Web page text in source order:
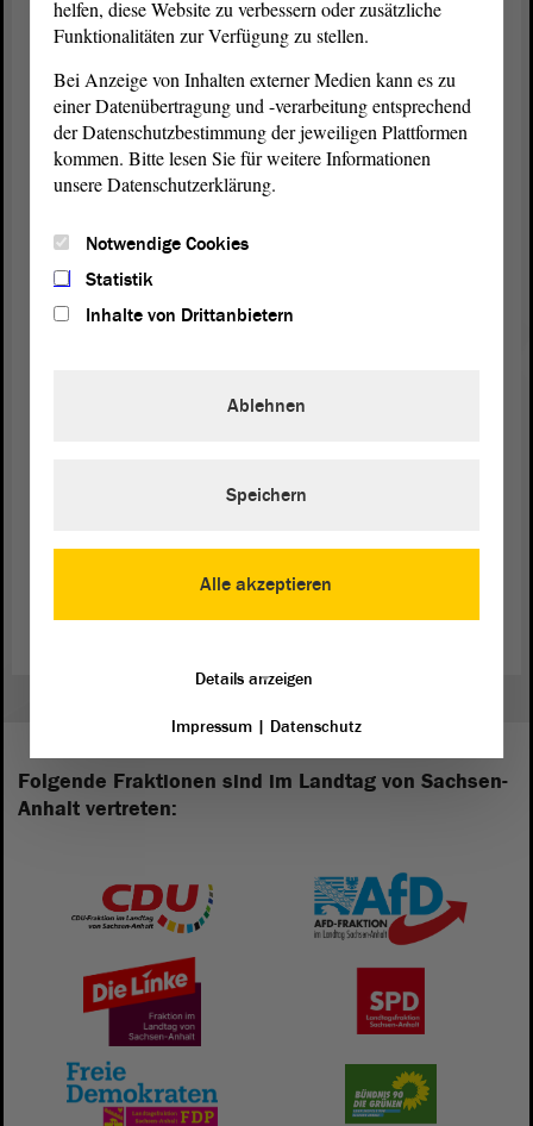
ja international bekannt geworden.
Beratung, dass wir noch auf wissenschaftliche
Erkenntnisse warten. Ich würde angesichts der
Bedeutung des Themas einfach abwarten, was die
Wissenschaft hierzu festgestellt hat, was sich dort
Kabinett, ob man eine Bundesratsinitiative teilt oder
Zurück zur Landtagssitzung
Folgende Fraktionen sind im Landtag von Sachsen-
Anhalt vertreten:
helfen, diese Website zu verbessern oder zusätzliche
Funktionalitäten zur Verfügung zu stellen.
Bei Anzeige von Inhalten externer Medien kann es zu
einer Datenübertragung und -verarbeitung entsprechend
der Datenschutzbestimmung der jeweiligen Plattformen
kommen. Bitte lesen Sie für weitere Informationen
unsere Datenschutzerklärung.
Notwendige Cookies
Statistik
Inhalte von Drittanbietern
Alle akzeptieren
Ablehnen
Speichern
Details anzeigen
Impressum| Datenschutz